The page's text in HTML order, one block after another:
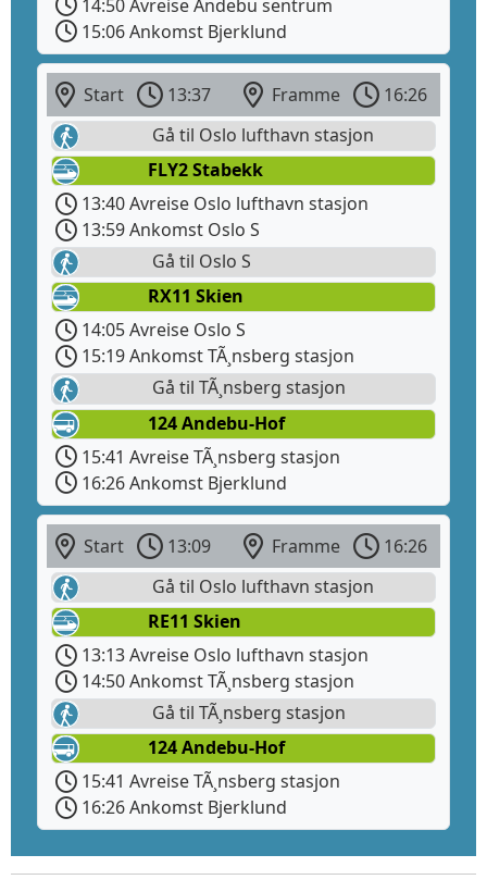
14:50 Avreise Andebu sentrum
15:06 Ankomst Bjerklund
Start 13:37 Framme
16:26
Gå til Oslo lufthavn stasjon
FLY2 Stabekk
13:40 Avreise Oslo lufthavn stasjon
13:59 Ankomst Oslo S
Gå til Oslo S
RX11 Skien
14:05 Avreise Oslo S
15:19 Ankomst TÃ¸nsberg stasjon
Gå til TÃ¸nsberg stasjon
124 Andebu-Hof
15:41 Avreise TÃ¸nsberg stasjon
16:26 Ankomst Bjerklund
Start 13:09 Framme
16:26
Gå til Oslo lufthavn stasjon
RE11 Skien
13:13 Avreise Oslo lufthavn stasjon
14:50 Ankomst TÃ¸nsberg stasjon
Gå til TÃ¸nsberg stasjon
124 Andebu-Hof
15:41 Avreise TÃ¸nsberg stasjon
16:26 Ankomst Bjerklund